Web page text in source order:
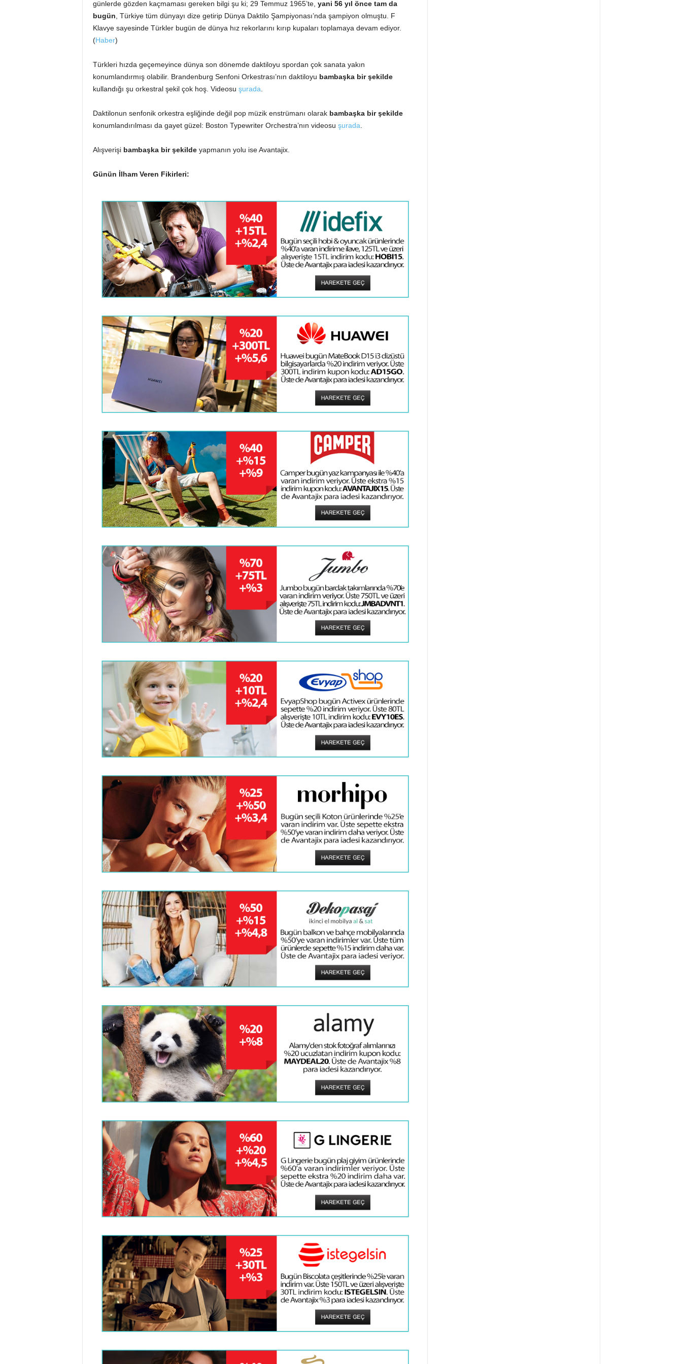
günlerde gözden kaçmaması gereken bilgi şu ki; 29 Temmuz 1965’te, yani 56 yıl önce tam da
bugün , Türkiye tüm dünyayı dize getirip Dünya Daktilo Şampiyonası’nda şampiyon olmuştu. F
Klavye sayesinde Türkler bugün de dünya hız rekorlarını kırıp kupaları toplamaya devam ediyor.
(Haber)
Türkleri hızda geçemeyince dünya son dönemde daktiloyu spordan çok sanata yakın
konumlandırmış olabilir. Brandenburg Senfoni Orkestrası’nın daktiloyu bambaşka bir şekilde
kullandığı şu orkestral şekil çok hoş. Videosu şurada
Daktilonun senfonik orkestra eşliğinde değil pop müzik enstrümanı olarak bambaşka bir şekilde
konumlandırılması da gayet güzel: Boston Typewriter Orchestra’nın videosu şurada
Alışverişi bambaşka bir şekildeyapmanın yolu ise Avantajix.
Günün İlham Veren Fikirleri: